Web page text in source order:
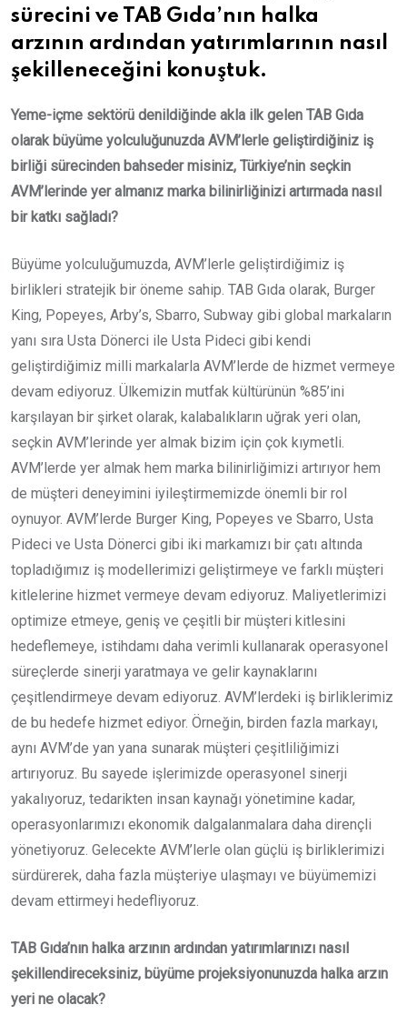
sürecini ve TAB Gıda’nın halka
arzının ardından yatırımlarının nasıl
şekilleneceğini konuştuk.
Yeme-içme sektörü denildiğinde akla ilk gelen TAB Gıda
olarak büyüme yolculuğunuzda AVM’lerle geliştirdiğiniz iş
birliği sürecinden bahseder misiniz, Türkiye’nin seçkin
AVM’lerinde yer almanız marka bilinirliğinizi artırmada nasıl
bir katkı sağladı?
Büyüme yolculuğumuzda, AVM’lerle geliştirdiğimiz iş
birlikleri stratejik bir öneme sahip. TAB Gıda olarak, Burger
King, Popeyes, Arby’s, Sbarro, Subway gibi global markaların
yanı sıra Usta Dönerci ile Usta Pideci gibi kendi
geliştirdiğimiz milli markalarla AVM’lerde de hizmet vermeye
devam ediyoruz. Ülkemizin mutfak kültürünün %85’ini
karşılayan bir şirket olarak, kalabalıkların uğrak yeri olan,
seçkin AVM’lerinde yer almak bizim için çok kıymetli.
AVM’lerde yer almak hem marka bilinirliğimizi artırıyor hem
de müşteri deneyimini iyileştirmemizde önemli bir rol
oynuyor. AVM’lerde Burger King, Popeyes ve Sbarro, Usta
Pideci ve Usta Dönerci gibi iki markamızı bir çatı altında
topladığımız iş modellerimizi geliştirmeye ve farklı müşteri
kitlelerine hizmet vermeye devam ediyoruz. Maliyetlerimizi
optimize etmeye, geniş ve çeşitli bir müşteri kitlesini
hedeflemeye, istihdamı daha verimli kullanarak operasyonel
süreçlerde sinerji yaratmaya ve gelir kaynaklarını
çeşitlendirmeye devam ediyoruz. AVM’lerdeki iş birliklerimiz
de bu hedefe hizmet ediyor. Örneğin, birden fazla markayı,
aynı AVM’de yan yana sunarak müşteri çeşitliliğimizi
artırıyoruz. Bu sayede işlerimizde operasyonel sinerji
yakalıyoruz, tedarikten insan kaynağı yönetimine kadar,
operasyonlarımızı ekonomik dalgalanmalara daha dirençli
yönetiyoruz. Gelecekte AVM’lerle olan güçlü iş birliklerimizi
sürdürerek, daha fazla müşteriye ulaşmayı ve büyümemizi
devam ettirmeyi hedefliyoruz.
TAB Gıda’nın halka arzının ardından yatırımlarınızı nasıl
şekillendireceksiniz, büyüme projeksiyonunuzda halka arzın
yeri ne olacak?